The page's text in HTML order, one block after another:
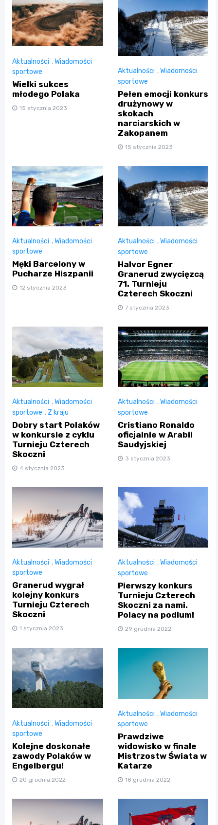
Aktualności ,Wiadomości
sportowe
Wielki sukces
młodego Polaka
15 stycznia 2023
Aktualności ,Wiadomości
sportowe
Pełen emocji konkurs
drużynowy w
skokach
narciarskich w
Zakopanem
15 stycznia 2023
Aktualności ,Wiadomości
sportowe
Męki Barcelony w
Pucharze Hiszpanii
12 stycznia 2023
Aktualności ,Wiadomości
sportowe
Halvor Egner
Granerud zwycięzcą
71. Turnieju
Czterech Skoczni
7 stycznia 2023
Aktualności ,Wiadomości
sportowe , Z kraju
Dobry start Polaków
w konkursie z cyklu
Turnieju Czterech
Skoczni
4 stycznia 2023
Aktualności ,Wiadomości
sportowe
Cristiano Ronaldo
oficjalnie w Arabii
Saudyjskiej
3 stycznia 2023
Aktualności ,Wiadomości
sportowe
Granerud wygrał
kolejny konkurs
Turnieju Czterech
Skoczni
1 stycznia 2023
Aktualności ,Wiadomości
sportowe
Pierwszy konkurs
Turnieju Czterech
Skoczni za nami.
Polacy na podium!
29 grudnia 2022
Aktualności ,Wiadomości
sportowe
Kolejne doskonałe
zawody Polaków w
Engelbergu!
20 grudnia 2022
Aktualności ,Wiadomości
sportowe
Prawdziwe
widowisko w finale
Mistrzostw Świata w
Katarze
18 grudnia 2022